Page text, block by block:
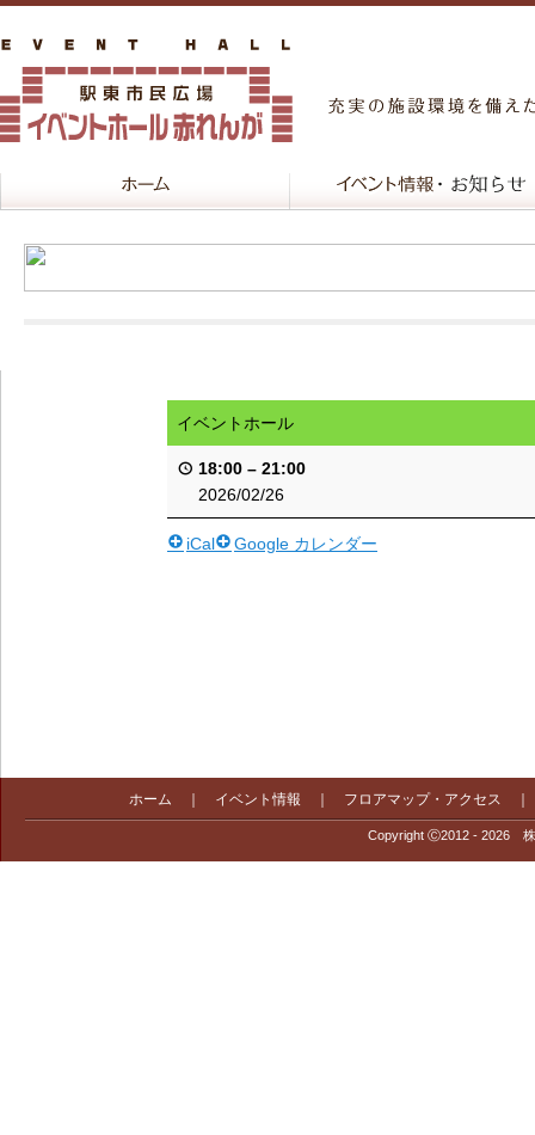
イベントホール
18:00 – 21:00
2026/02/26
iCal Google カレンダー
ホーム イベント情報 フロアマップ・アクセス
Copyright Ⓒ2012 - 2026 株